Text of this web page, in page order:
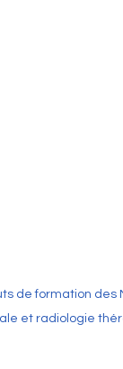
de formation des
et radiologie